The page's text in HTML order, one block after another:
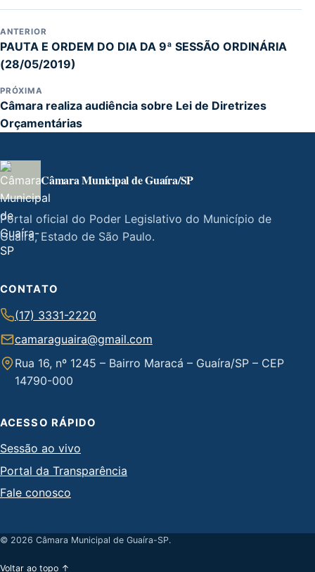
ANTERIOR
PAUTA E ORDEM DO DIA DA 9ª SESSÃO ORDINÁRIA
(28/05/2019)
PRÓXIMA
Câmara realiza audiência sobre Lei de Diretrizes
Orçamentárias
Câmara Municipal de Guaíra/SP
Portal oficial do Poder Legislativo do Município de
Guaíra, Estado de São Paulo.
CONTATO
(17) 3331-2220
camaraguaira@gmail.com
Rua 16, nº 1245 – Bairro Maracá – Guaíra/SP – CEP
14790-000
ACESSO RÁPIDO
Sessão ao vivo
Portal da Transparência
Fale conosco
© 2026 Câmara Municipal de Guaíra-SP.
Voltar ao topo ↑